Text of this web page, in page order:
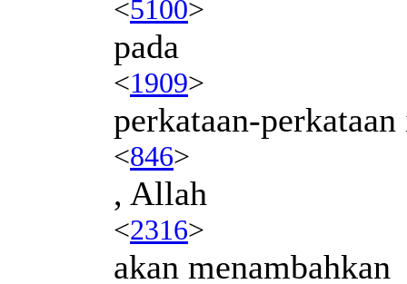
<5100>
pada
<1909>
perkataan-
<846>
, Allah
<2316>
akan menambahkan